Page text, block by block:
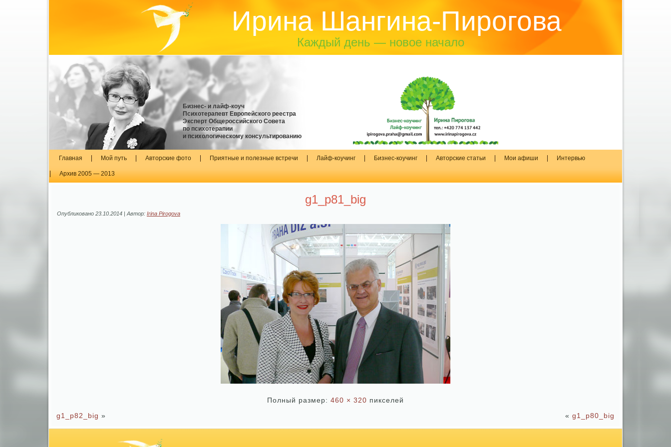
Ирина Шангина-Пирогова
Каждый день — новое начало
Бизнес- и лайф-коуч
Психотерапевт Европейского реестра
Эксперт Общероссийского Совета
по психотерапии
и психологическому консультированию
Главная Мой путь Авторские фото Приятные и полезные встречи Лайф-коучинг Бизнес-коучинг Авторские статьи Мои афиши Интервью
Архив 2005 — 2013
g1_p81_big
Опубликовано 23.10.2014 | Автор: Irina Pirogova
Полный размер: 460 × 320 пикселей
g1_p82_big » « g1_p80_big